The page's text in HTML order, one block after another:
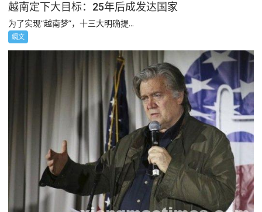
越南定下大目标：25年后成发达国家
为了实现“越南梦”，十三大明确提...
網文